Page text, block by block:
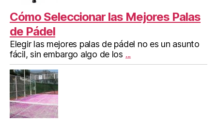
Cómo Seleccionar las Mejores Palas
de Pádel
Elegir las mejores palas de pádel no es un asunto
fácil, sin embargo algo de los ...